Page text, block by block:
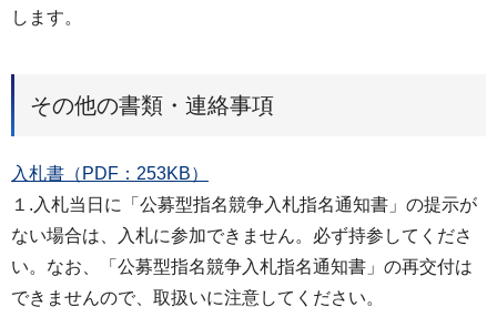
します。
その他の書類・連絡事項
入札書（PDF：253KB）
１.入札当日に「公募型指名競争⼊札指名通知書」の提⽰が
ない場合は、⼊札に参加できません。必ず持参してくださ
い。なお、「公募型指名競争⼊札指名通知書」の再交付は
できませんので、取扱いに注意してください。